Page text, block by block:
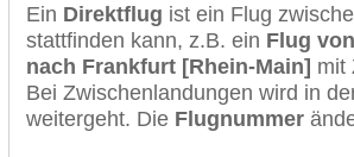
Ein Direktflug ist ein Flug
stattfinden kann, z.B. ein Flug
nach Frankfurt [Rhein-Main] mit
Bei Zwischenlandungen wird in
weitergeht. Die Flugnummer